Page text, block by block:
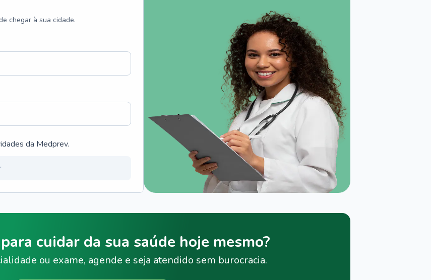
chegar à sua cidade.
da Medprev.
cuidar da sua saúde hoje mesmo?
ou exame, agende e seja atendido sem burocracia.